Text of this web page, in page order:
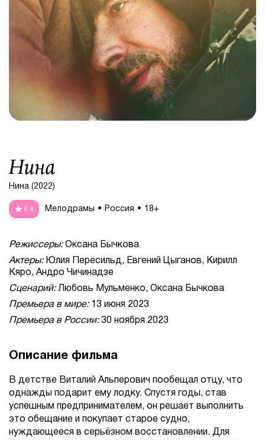
Нина
Нина (2022)
6.4 Мелодрамы Россия 18+
Режиссеры:Оксана Бычкова
Актеры:Юлия Пересильд, Евгений Цыганов, Кирилл
Кяро, Андро Чичинадзе
Сценарий:Любовь Мульменко, Оксана Бычкова
Премьера в мире:13 июня 2023
Премьера в России:30 ноября 2023
Описание фильма
В детстве Виталий Альперович пообещал отцу, что
однажды подарит ему лодку. Спустя годы, став
успешным предпринимателем, он решает выполнить
это обещание и покупает старое судно,
нуждающееся в серьёзном восстановлении. Для